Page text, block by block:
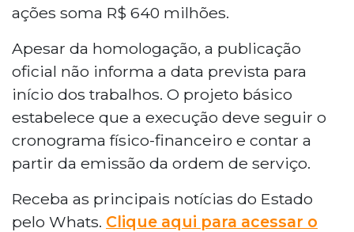
ações soma R$ 640 milhões.
Apesar da homologação, a publicação
oficial não informa a data prevista para
início dos trabalhos. O projeto básico
estabelece que a execução deve seguir o
cronograma físico-financeiro e contar a
partir da emissão da ordem de serviço.
Receba as principais notícias do Estado
pelo Whats. Clique aqui para acessar o